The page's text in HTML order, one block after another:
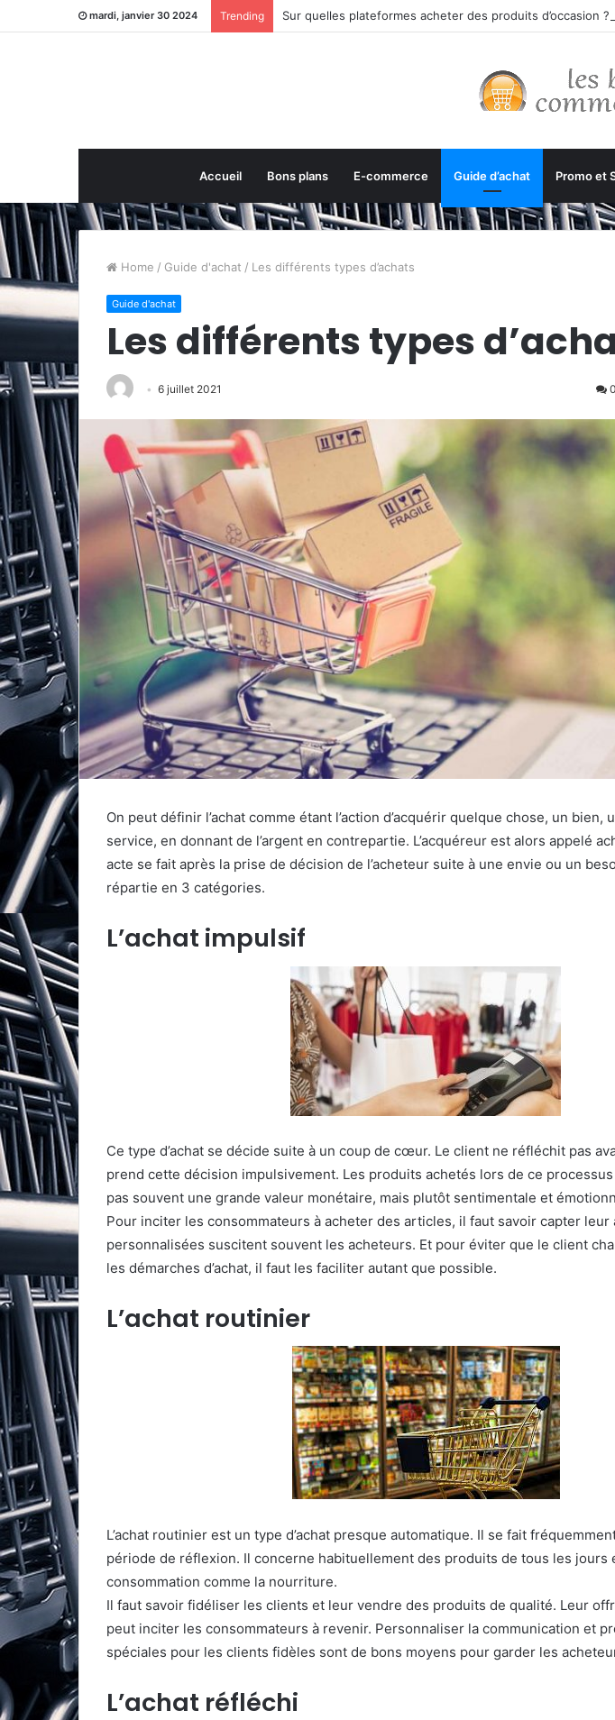
mardi, janvier 30 2024 Trending Sur quelles plateformes acheter des produits d’occasion ?
Accueil Bons plans E-commerce Guide d’achat Promo et
Home / Guide d'achat / Les différents types d’achats
Guide d'achat
Les différents types
6 juillet 2021 0
On peut définir l’achat comme étant l’action d’acquérir quelque chose, un bien,
service, en donnant de l’argent en contrepartie. L’acquéreur est alors appelé
acte se fait après la prise de décision de l’acheteur suite à une envie ou un
répartie en 3 catégories.
L’achat impulsif
Ce type d’achat se décide suite à un coup de cœur. Le client ne réfléchit pas
prend cette décision impulsivement. Les produits achetés lors de ce processus
pas souvent une grande valeur monétaire, mais plutôt sentimentale et
Pour inciter les consommateurs à acheter des articles, il faut savoir capter
personnalisées suscitent souvent les acheteurs. Et pour éviter que le client
les démarches d’achat, il faut les faciliter autant que possible.
L’achat routinier
L’achat routinier est un type d’achat presque automatique. Il se fait
période de réflexion. Il concerne habituellement des produits de tous les jours
consommation comme la nourriture.
Il faut savoir fidéliser les clients et leur vendre des produits de qualité. Leur
peut inciter les consommateurs à revenir. Personnaliser la communication et
spéciales pour les clients fidèles sont de bons moyens pour garder les
L’achat réfléchi